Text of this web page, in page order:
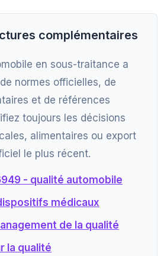
complémentaires
en sous-traitance a
normes officielles, de
et de références
toujours les décisions
alimentaires ou export
le plus récent.
- qualité automobile
médicaux
de la qualité
la qualité